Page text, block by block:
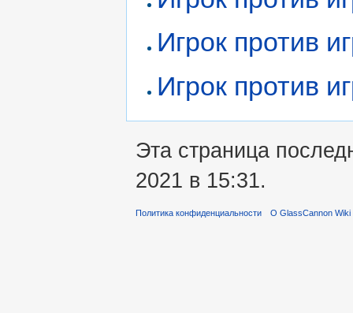
Игрок против
Игрок против
Эта страница
2021 в 15:31.
Политика конфиденциальности О GlassCannon Wiki